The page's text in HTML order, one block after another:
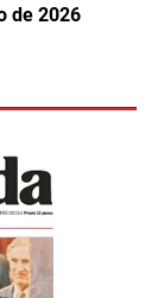
de 2026